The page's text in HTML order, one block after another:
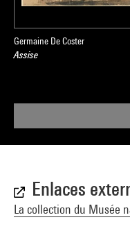
Germaine De Coster
Assise
Enlaces
La collection du Musée